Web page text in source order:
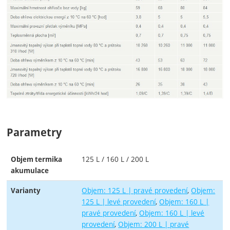
Parametry
Objem termika
akumulace
125 L / 160 L / 200 L
Varianty Objem: 125 L | pravé provedení Objem:
125 L | levé provedení Objem: 160 L |
pravé provedení Objem: 160 L | levé
provedení Objem: 200 L | pravé